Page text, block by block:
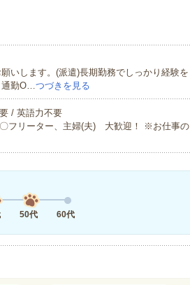
いします。(派遣)長期勤務でしっかり経験を
通勤O…つづきを見る
/ 英語力不要
〇フリーター、主婦(夫) 大歓迎！ ※お仕事の
50代 60代